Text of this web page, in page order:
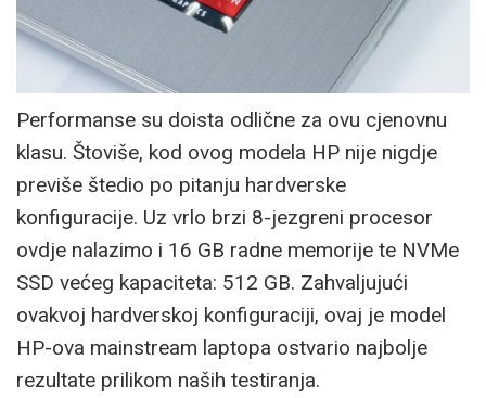
Performanse su doista odlične za ovu cjenovnu
klasu. Štoviše, kod ovog modela HP nije nigdje
previše štedio po pitanju hardverske
konfiguracije. Uz vrlo brzi 8-jezgreni procesor
ovdje nalazimo i 16 GB radne memorije te NVMe
SSD većeg kapaciteta: 512 GB. Zahvaljujući
ovakvoj hardverskoj konfiguraciji, ovaj je model
HP-ova mainstream laptopa ostvario najbolje
rezultate prilikom naših testiranja.